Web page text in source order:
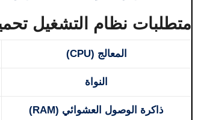
متطلبات نظام التشغيل تحميل ويندوز
المعالج (CPU)
النواة
ذاكرة الوصول العشوائي (RAM)